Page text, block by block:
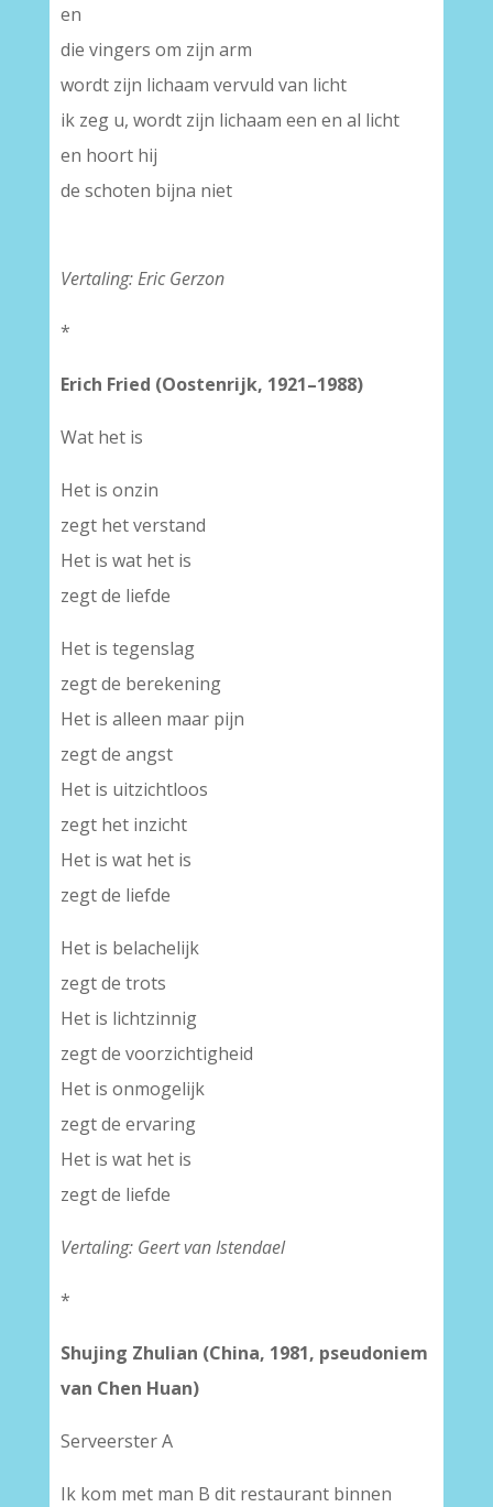
en
die vingers om zijn arm
wordt zijn lichaam vervuld van licht
ik zeg u, wordt zijn lichaam een en al licht
en hoort hij
de schoten bijna niet
Vertaling: Eric Gerzon
*
Erich Fried (Oostenrijk, 1921–1988)
Wat het is
Het is onzin
zegt het verstand
Het is wat het is
zegt de liefde
Het is tegenslag
zegt de berekening
Het is alleen maar pijn
zegt de angst
Het is uitzichtloos
zegt het inzicht
Het is wat het is
zegt de liefde
Het is belachelijk
zegt de trots
Het is lichtzinnig
zegt de voorzichtigheid
Het is onmogelijk
zegt de ervaring
Het is wat het is
zegt de liefde
Vertaling: Geert van Istendael
*
Shujing Zhulian (China, 1981, pseudoniem
van Chen Huan)
Serveerster A
Ik kom met man B dit restaurant binnen